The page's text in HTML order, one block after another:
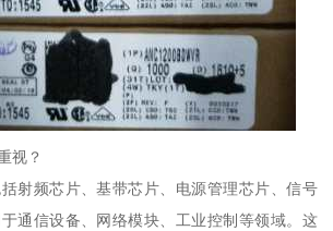
视？
射频芯片、基带芯片、电源管理芯片、信号
通信设备、网络模块、工业控制等领域。这